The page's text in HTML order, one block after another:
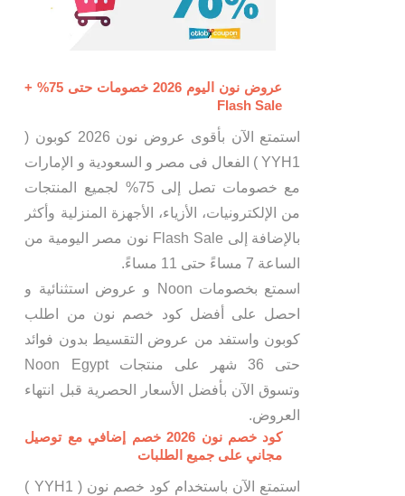
عروض نون اليوم 2026 خصومات حتى 75% +
Flash Sale
استمتع الآن بأقوى عروض نون 2026 كوبون (
YYH1 ) الفعال فى مصر و السعودية و الإمارات
مع خصومات تصل إلى 75% لجميع المنتجات
من الإلكترونيات، الأزياء، الأجهزة المنزلية وأكثر
بالإضافة إلى Flash Sale نون مصر اليومية من
الساعة 7 مساءً حتى 11 مساءً.
اسمتع بخصومات Noon و عروض استثنائية و
احصل على أفضل كود خصم نون من اطلب
كوبون واستفد من عروض التقسيط بدون فوائد
حتى 36 شهر على منتجات Noon Egypt
وتسوق الآن بأفضل الأسعار الحصرية قبل انتهاء
العروض.
كود خصم نون 2026 خصم إضافي مع توصيل
مجاني على جميع الطلبات
استمتع الآن باستخدام كود خصم نون ( YYH1 )